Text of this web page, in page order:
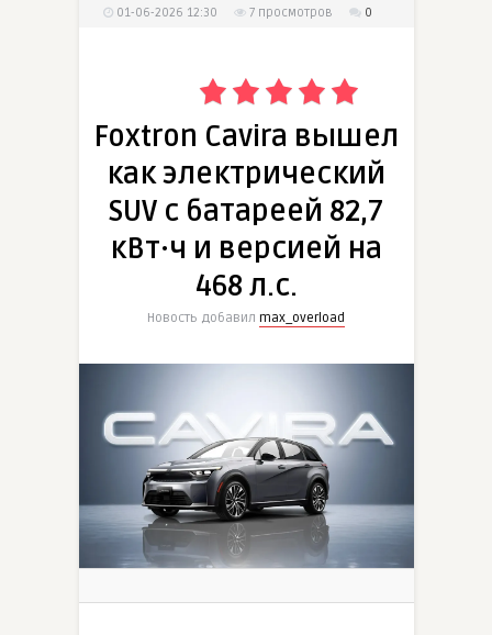
01-06-2026 12:30 7 просмотров 0
Foxtron Cavira вышел
как электрический
SUV с батареей 82,7
кВт·ч и версией на
468 л.с.
Новость добавил max_overload